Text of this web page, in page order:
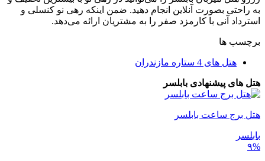
به راحتی بصورت آنلاین انجام دهید. ضمن اینکه رهی نو کنسلی و
استرداد آنی با کارمزد صفر را به مشتریان ارائه می‌دهد.
برچسب ها
هتل های 4 ستاره مازندران
هتل های پیشنهادی بابلسر
هتل برج ساعت بابلسر
بابلسر
۹%